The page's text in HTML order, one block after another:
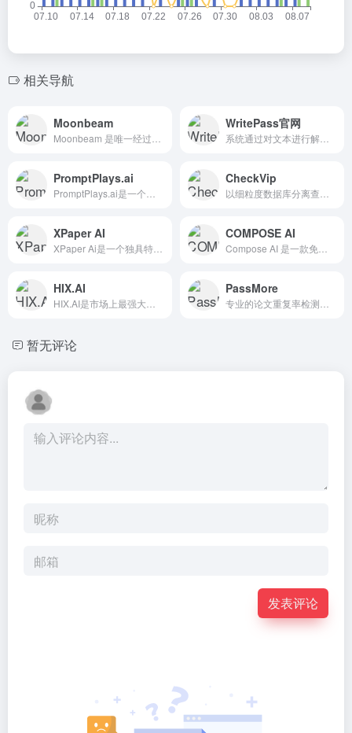
相关导航
Moonbeam WritePass官网
PromptPlays.ai CheckVip
XPaper AI COMPOSE AI
HIX.AI PassMore
暂无评论
发表评论